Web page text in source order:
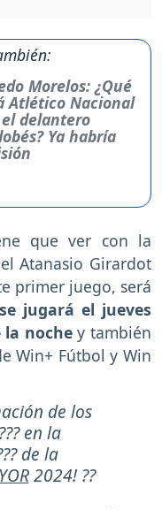
Morelos: ¿Qué
Atlético Nacional
delantero
Ya habría
que ver con la
Atanasio Girardot
primer juego, será
jugará el jueves
la nochey también
Win+ Fútbol y Win
de los
en la
de la
2024! ??